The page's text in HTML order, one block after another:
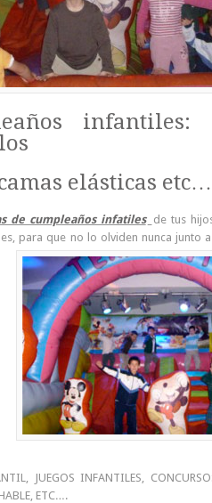
elásticas etc…
de cumpleaños infatiles
de tus
para que no lo olviden nunca junto
JUEGOS INFANTILES,
ETC….